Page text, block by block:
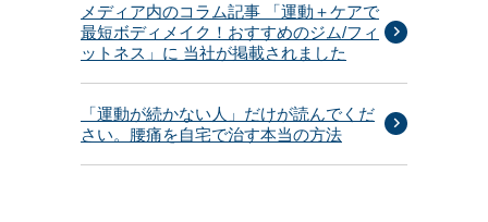
メディア内のコラム記事 「運動＋ケアで
最短ボディメイク！おすすめのジム/フィ
ットネス」に 当社が掲載されました
「運動が続かない人」だけが読んでくだ
さい。腰痛を自宅で治す本当の方法